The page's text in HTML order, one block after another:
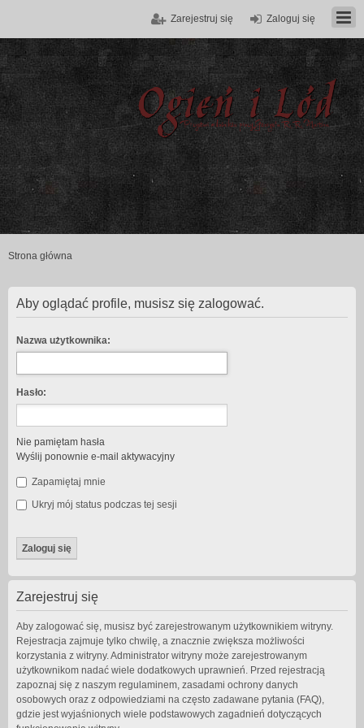
Zaloguj się
Zarejestruj się
Strona główna
Aby oglądać profile, musisz się zalogować.
Nazwa użytkownika:
Hasło:
Nie pamiętam hasła
Wyślij ponownie e-mail aktywacyjny
Zapamiętaj mnie
Ukryj mój status podczas tej sesji
Zarejestruj się
Aby zalogować się, musisz być zarejestrowanym użytkownikiem witryny.
Rejestracja zajmuje tylko chwilę, a znacznie zwiększa możliwości
korzystania z witryny. Administrator witryny może zarejestrowanym
użytkownikom nadać wiele dodatkowych uprawnień. Przed rejestracją
zapoznaj się z naszym regulaminem, zasadami ochrony danych
osobowych oraz z odpowiedziami na często zadawane pytania (FAQ),
gdzie jest wyjaśnionych wiele podstawowych zagadnień dotyczących